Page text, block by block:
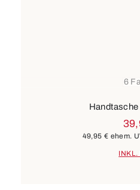
6
49,95 € ehem.
INKL.